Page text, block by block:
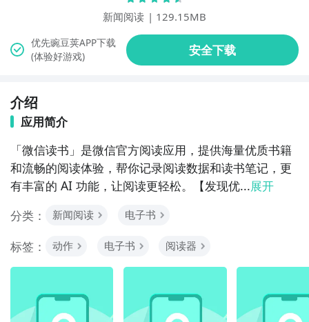
新闻阅读 | 129.15MB
(体验好游戏)
介绍
应用简介
「微信读书」是微信官方阅读应用，提供海量优质书籍
和流畅的阅读体验，帮你记录阅读数据和读书笔记，更
有丰富的 AI 功能，让阅读更轻松。【发现优...展开
分类：
新闻阅读 电子书
标签： 动作 电子书 阅读器